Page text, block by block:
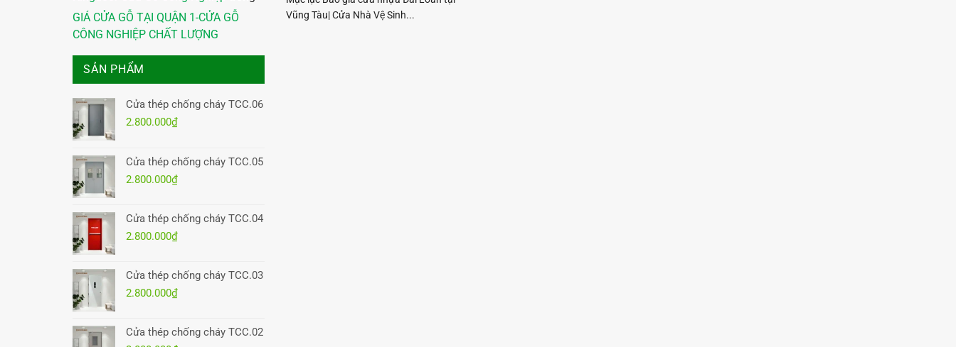
GIÁ CỬA GỖ TẠI QUẬN 1-CỬA GỖ
CÔNG NGHIỆP CHẤT LƯỢNG
SẢN PHẨM
Cửa thép chống cháy TCC.06
2.800.000₫
Cửa thép chống cháy TCC.05
2.800.000₫
Cửa thép chống cháy TCC.04
2.800.000₫
Cửa thép chống cháy TCC.03
2.800.000₫
Cửa thép chống cháy TCC.02
Vũng Tàu| Cửa Nhà Vệ Sinh...